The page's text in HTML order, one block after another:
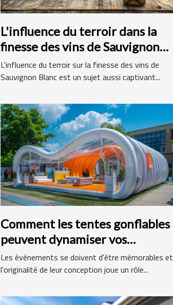
L'influence du terroir dans la
finesse des vins de Sauvignon
Blanc
L'influence du terroir sur la finesse des vins de
Sauvignon Blanc est un sujet aussi captivant...
Comment les tentes gonflables
peuvent dynamiser vos
événements
Les événements se doivent d'être mémorables et
l'originalité de leur conception joue un rôle...